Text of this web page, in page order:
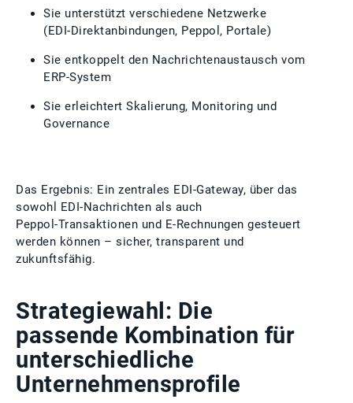
Sie unterstützt verschiedene Netzwerke
(EDI‑Direktanbindungen, Peppol, Portale)
Sie entkoppelt den Nachrichtenaustausch vom
ERP‑System
Sie erleichtert Skalierung, Monitoring und
Governance
Das Ergebnis: Ein zentrales EDI‑Gateway, über das
sowohl EDI‑Nachrichten als auch
Peppol‑Transaktionen und E‑Rechnungen gesteuert
werden können – sicher, transparent und
zukunftsfähig.
Strategiewahl: Die
passende Kombination für
unterschiedliche
Unternehmensprofile